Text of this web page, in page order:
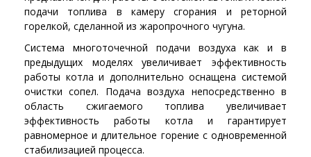
подачи топлива в камеру сгорания и реторной
горелкой, сделанной из жаропрочного чугуна.
Система многоточечной подачи воздуха как и в
предыдущих моделях увеличивает эффективность
работы котла и дополнительно оснащена системой
очистки сопел. Подача воздуха непосредственно в
область сжигаемого топлива увеличивает
эффективность работы котла и гарантирует
равномерное и длительное горение с одновременной
стабилизацией процесса.